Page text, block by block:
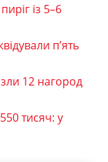
із 5–6
п’ять
12 нагород
тисяч: у